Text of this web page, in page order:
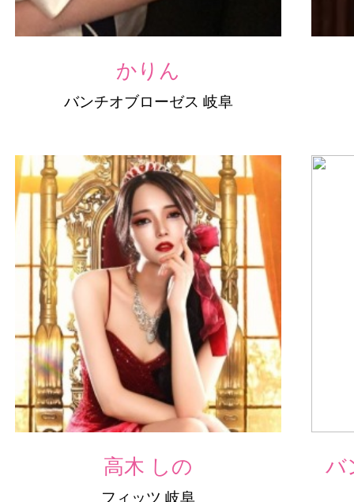
かりん
バンチオブローゼス 岐阜
高木 しの
フィッツ 岐阜
バ